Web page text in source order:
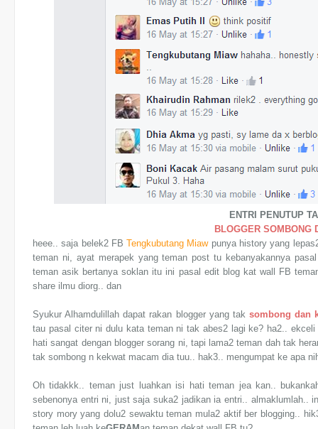
ENTRI PENUTUP
BLOGGER SOMBONG
heee.. saja belek2 FBTengkubutang Miawpunya history yang
teman ni, ayat merapek yang teman post tu kebanyakannya
teman asik bertanya soklan itu ini pasal edit blog kat wall FB
share ilmu diorg.. dan
Syukur Alhamdulillah dapat rakan blogger yang tak sombong dan
tau pasal citer ni dulu kata teman ni tak abes2 lagi ke? ha2..
hati sangat dengan blogger sorang ni, tapi lama2 teman dah tak
tak sombong n kekwat macam dia tuu.. hak3.. mengumpat ke apa
Oh tidakkk.. teman just luahkan isi hati teman jea kan..
sebenonya entri ni, just saja suka2 jadikan ia entri.. almaklumlah..
story mory yang dolu2 sewaktu teman mula2 aktif ber blogging..